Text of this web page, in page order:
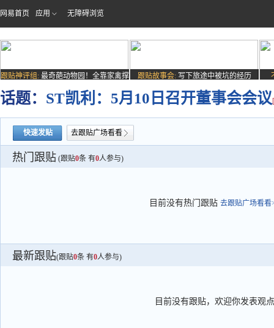
网易首页 应用 无障碍浏览
跟贴神评组: 最奇葩动物园！全靠家禽撑
场子
跟贴故事会: 写下旅途中被坑的经历
话题： ST凯利：5月10日召开董事会会议
快速发贴 去跟贴广场看看
热门跟贴 (跟贴0条 有0人参与)
目前没有热门跟贴 去跟贴广场看看
最新跟贴(跟贴0条 有0人参与)
目前没有跟贴，欢迎你发表观点